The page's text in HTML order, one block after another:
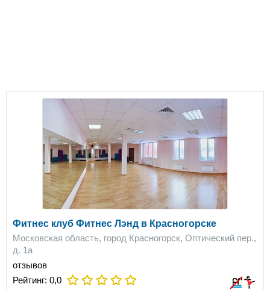
Фитнес клуб Фитнес Лэнд в Красногорске
Московская область, город Красногорск, Оптический пер.,
д. 1а
отзывов
Рейтинг: 0,0